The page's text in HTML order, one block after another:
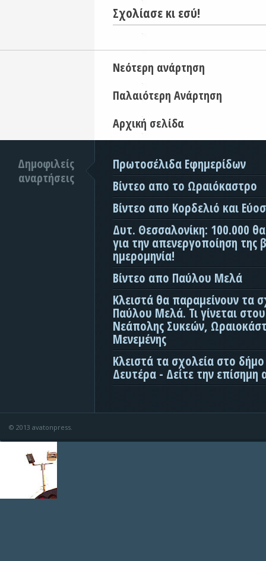
Σχολίασε κι εσύ!
Νεότερη ανάρτηση
Παλαιότερη Ανάρτηση
Αρχική σελίδα
Δημοφιλείς
αναρτήσεις
Πρωτοσέλιδα Εφημερίδων
Βίντεο απο το Ωραιόκαστρο
Βίντεο απο Κορδελιό και
Δυτ. Θεσσαλονίκη: 100.000
για την απενεργοποίηση της
ημερομηνία!
Βίντεο απο Παύλου Μελά
Κλειστά θα παραμείνουν τα
Παύλου Μελά. Τι γίνεται
Νεάπολης Συκεών,
Μενεμένης
Κλειστά τα σχολεία στο
Δευτέρα - Δείτε την επίσημη
© 2013 avatonpress.